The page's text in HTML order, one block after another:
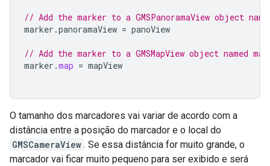
// Add the marker to a GMSPanoramaView object
marker .panoramaView = panoView
// Add the marker to a GMSMapView object named
marker .map = mapView
O tamanho dos marcadores vai variar de acordo com a
distância entre a posição do marcador e o local do
GMSCameraView . Se essa distância for muito grande, o
marcador vai ficar muito pequeno para ser exibido e será